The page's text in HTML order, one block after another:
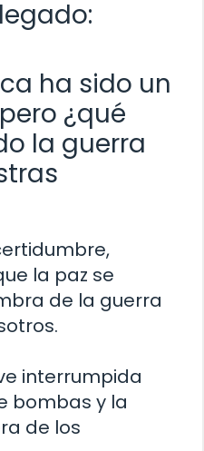
ha sido un
¿qué
la guerra
la paz se
de la guerra
interrumpida
bombas y la
de los